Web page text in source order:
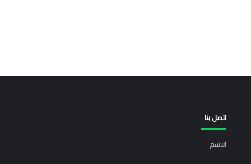
اتصل بنا
الاسم *